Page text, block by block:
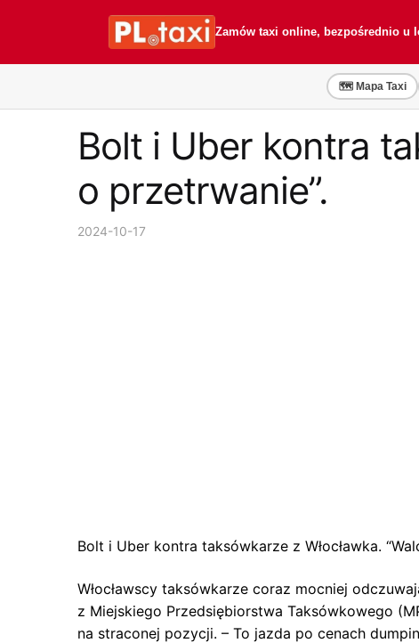
Zamów taxi online, bezpośrednio u
🗺️ Mapa Taxi
Bolt i Uber kontra
o przetrwanie”.
2024-10-17
Bolt i Uber kontra taksówkarze z Włocławka.
Włocławscy taksówkarze coraz mocniej
z Miejskiego Przedsiębiorstwa Taksówkowego
na straconej pozycji. – To jazda po cenach